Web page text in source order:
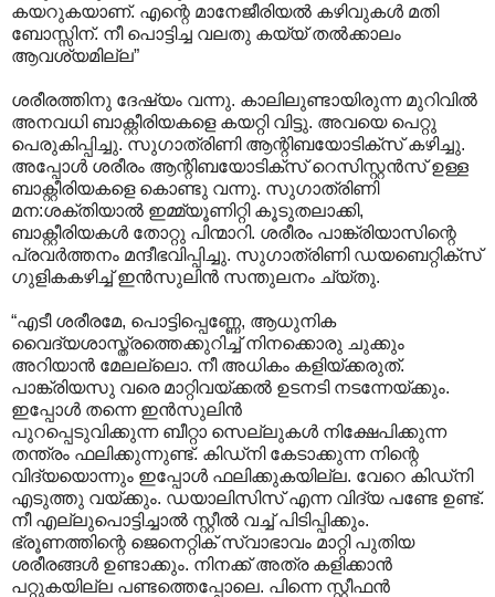
കയറുകയാണ്. എന്റെ മാനേജീരിയല്‍ കഴിവുകള്‍ മതി
ബോസ്സിന്. നീ പൊട്ടിച്ച വലതു കയ്യ് തല്‍ക്കാലം
ആവശ്യമില്ല”
ശരീരത്തിനു ദേഷ്യം വന്നു. കാലിലുണ്ടായിരുന്ന മുറിവില്‍
അനവധി ബാക്റ്റീരിയകളെ കയറ്റി വിട്ടു. അവയെ പെറ്റു
പെരു‍കിപ്പിച്ചു. സുഗാത്രിണി ആന്റിബയോടിക്സ് കഴിച്ചു.
അപ്പോള്‍ ശരീരം ആന്റിബയോടിക്സ് റെസിസ്റ്റന്‍സ് ഉള്ള
ബാക്റ്റീരിയകളെ കൊണ്ടു വന്നു. സുഗാത്രിണി
മന:ശക്തിയാല്‍ ഇമ്മ്യൂണിറ്റി കൂടുതലാക്കി,
ബാക്റ്റീരിയകള്‍ തോറ്റു പിന്മാറി. ശരീരം പാങ്ക്രിയാസിന്റെ
പ്രവര്‍ത്തനം മന്ദീഭവിപ്പിച്ചു. സുഗാത്രിണി ഡയബെറ്റിക്സ്
ഗുളികകഴിച്ച് ഇന്‍സുലിന്‍ സന്തുലനം ച്യ്തു.
“എടീ ശരീരമേ, പൊട്ടിപ്പെണ്ണേ, ആധുനിക
വൈദ്യശാസ്ത്രത്തെക്കുറിച്ച് നിനക്കൊരു ചുക്കും
അറിയാന്‍ മേലല്ലൊ. നീ അധികം കളിയ്ക്കരുത്.
പാങ്ക്രിയസു വരെ മാറ്റിവയ്ക്കല്‍ ഉടനടി നടന്നേയ്ക്കും.
ഇപ്പോള്‍ തന്നെ ഇന്‍സുലിന്‍
‍പുറപ്പെടുവിക്കുന്ന ബീറ്റാ സെല്ലുകള്‍ നിക്ഷേപിക്കുന്ന
തന്ത്രം ഫലിക്കുന്നുണ്ട്. കിഡ്നി കേടാക്കുന്ന നിന്റെ
വിദ്യയൊന്നും ഇപ്പോള്‍ ഫലിക്കുകയില്ല. വേറെ കിഡ്നി
എടുത്തു വയ്ക്കും. ഡയാലിസിസ് എന്ന വിദ്യ പണ്ടേ ഉണ്ട്.
നീ എല്ലുപൊട്ടിച്ചാല്‍ സ്റ്റീല്‍ വച്ച് പിടിപ്പിക്കും.
ഭ്രൂണത്തിന്റെ ജെനെറ്റിക് സ്വാഭാവം മാറ്റി പുതിയ
ശരീരങ്ങള്‍‍ ഉണ്ടാക്കും. നിനക്ക് അത്ര കളിക്കാന്‍
പറ്റുകയില്ല പണ്ടത്തെപ്പോലെ. പിന്നെ സ്റ്റീഫന്‍